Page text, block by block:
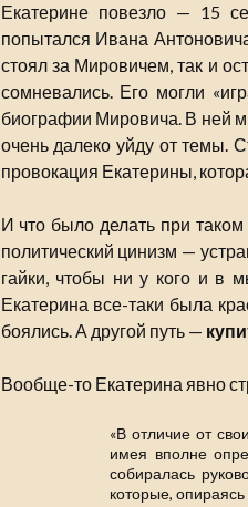
Екатерине повезло — 15
попытался Ивана
стоял за Мировичем, так и
сомневались. Его могли
биографии Мировича. В ней
очень далеко уйду от темы.
провокация Екатерины,
И что было делать при
политический цинизм —
гайки, чтобы ни у кого и в
Екатерина все-таки была
боялись. А другой путь —
Вообще-то Екатерина явно
«В отличие от
имея вполне
собиралась
которые,